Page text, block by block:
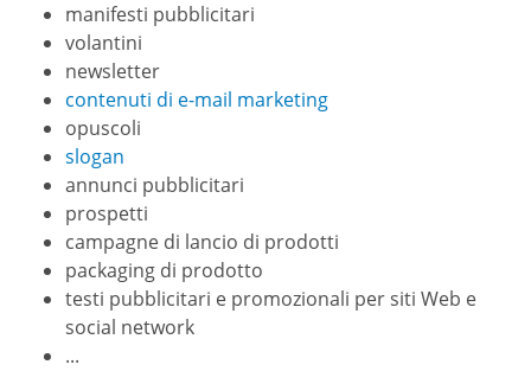
manifesti pubblicitari
volantini
newsletter
contenuti di e-mail marketing
opuscoli
slogan
annunci pubblicitari
prospetti
campagne di lancio di prodotti
packaging di prodotto
testi pubblicitari e promozionali per siti Web e
social network
...